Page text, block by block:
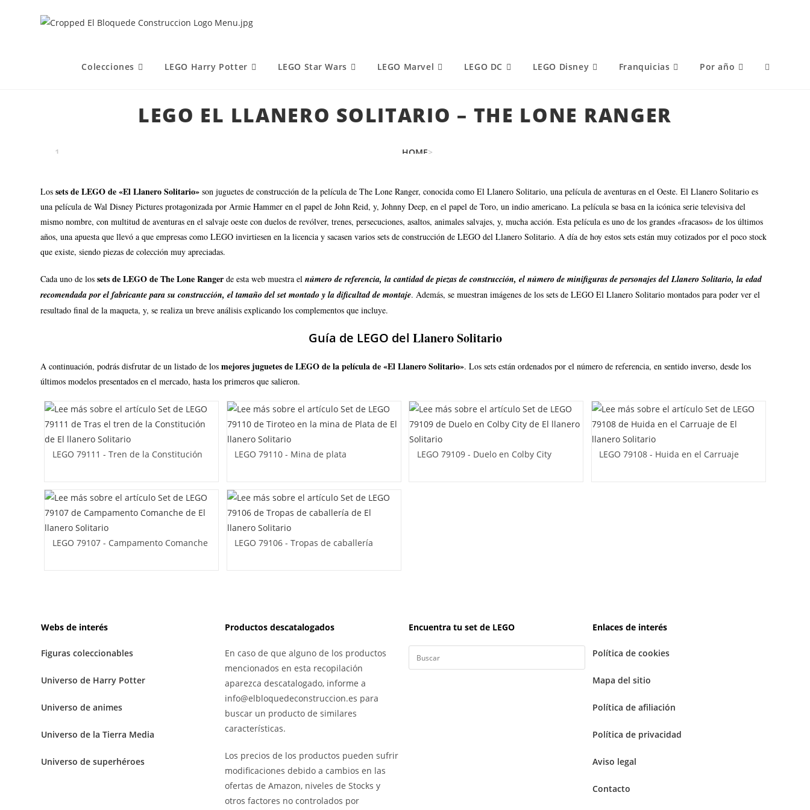
Colecciones LEGO Harry Potter LEGO Star Wars LEGO Marvel LEGO DC LEGO Disney Franquicias Por año
LEGO EL LLANERO SOLITARIO – THE LONE RANGER
HOME>
LEGO EL LLANERO SOLITARIO – THE LONE RANGER
Lossets de LEGO de «El Llanero Solitario»son juguetes de construcción de la película de The Lone Ranger, conocida como El Llanero Solitario, una película de aventuras en el Oeste. El Llanero Solitario es
una película de Wal Disney Pictures protagonizada por Armie Hammer en el papel de John Reid, y, Johnny Deep, en el papel de Toro, un indio americano. La película se basa en la icónica serie televisiva del
mismo nombre, con multitud de aventuras en el salvaje oeste con duelos de revólver, trenes, persecuciones, asaltos, animales salvajes, y, mucha acción. Esta película es uno de los grandes «fracasos» de los últimos
años, una apuesta que llevó a que empresas como LEGO invirtiesen en la licencia y sacasen varios sets de construcción de LEGO del Llanero Solitario. A día de hoy estos sets están muy cotizados por el poco stock
que existe, siendo piezas de colección muy apreciadas.
Cada uno de los sets de LEGO de The Lone Rangerde esta web muestra elnúmero de referencia, la cantidad de piezas de construcción, el número de minifiguras de personajes del Llanero Solitario, la edad
recomendada por el fabricante para su construcción, el tamaño del set montado y la dificultad de montaje. Además, se muestran imágenes de los sets de LEGO El Llanero Solitario montados para poder ver el
resultado final de la maqueta, y, se realiza un breve análisis explicando los complementos que incluye.
Guía de LEGO del Llanero Solitario
A continuación, podrás disfrutar de un listado de losmejores juguetes de LEGO de la película de «El Llanero Solitario». Los sets están ordenados por el número de referencia, en sentido inverso, desde los
últimos modelos presentados en el mercado, hasta los primeros que salieron.
LEGO 79111 - Tren de la Constitución LEGO 79110 - Mina de plata LEGO 79109 - Duelo en Colby City LEGO 79108 - Huida en el Carruaje
LEGO 79107 - Campamento Comanche LEGO 79106 - Tropas de caballería
Webs de interés
Figuras coleccionables
Universo de Harry Potter
Universo de animes
Universo de la Tierra Media
Universo de superhéroes
Productos descatalogados
En caso de que alguno de los productos
mencionados en esta recopilación
aparezca descatalogado, informe a
info@elbloquedeconstruccion.es para
buscar un producto de similares
características.
Los precios de los productos pueden sufrir
modificaciones debido a cambios en las
ofertas de Amazon, niveles de Stocks y
otros factores no controlados por
Encuentra tu set de LEGO Enlaces de interés
Política de cookies
Mapa del sitio
Política de afiliación
Política de privacidad
Aviso legal
Contacto